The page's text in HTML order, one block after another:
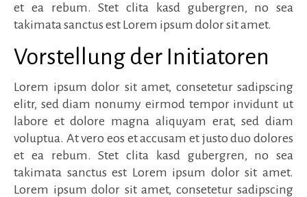
et ea rebum. Stet clita kasd gubergren, no sea
takimata sanctus est Lorem ipsum dolor sit amet.
Vorstellung der Initiatoren
Lorem ipsum dolor sit amet, consetetur sadipscing
elitr, sed diam nonumy eirmod tempor invidunt ut
labore et dolore magna aliquyam erat, sed diam
voluptua. At vero eos et accusam et justo duo dolores
et ea rebum. Stet clita kasd gubergren, no sea
takimata sanctus est Lorem ipsum dolor sit amet.
Lorem ipsum dolor sit amet, consetetur sadipscing